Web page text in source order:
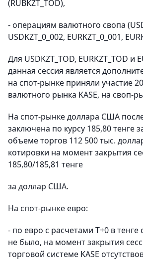
(RUBKZT_TOD),
- операциям валютного свопа
USDKZT_0_002, EURKZT_0_001,
Для USDKZT_TOD, EURKZT_TOD и
данная сессия является
на спот-рынке приняли участие
валютного рынка KASE, на своп-
На спот-рынке доллара США
заключена по курсу 185,80 тенге
объеме торгов 112 500 тыс.
котировки на момент закрытия
185,80/185,81 тенге
за доллар США.
На спот-рынке евро:
- по евро с расчетами Т+0 в тенге
не было, на момент закрытия
торговой системе KASE